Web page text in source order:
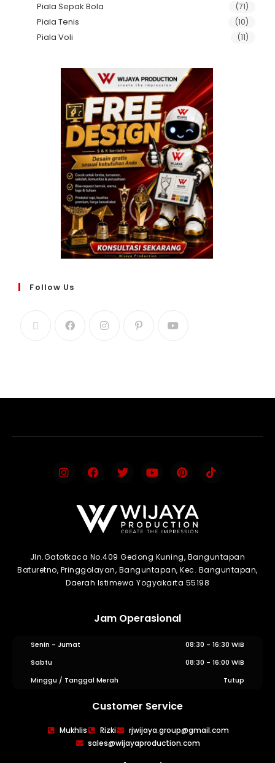
Piala Sepak Bola (71)
Piala Tenis (10)
Piala Voli (11)
Follow Us
WIJAYA PRODUCTION
Jln.Gatotkaca No.409 Gedong Kuning, Banguntapan
Baturetno, Pringgolayan, Banguntapan, Kec. Banguntapan,
Daerah Istimewa Yogyakarta 55198
Jam Operasional
Senin - Jumat
08:30 - 16:30 WIB
Sabtu
08:30 - 16:00 WIB
Minggu / Tanggal Merah
Tutup
Customer Service
Mukhlis Rizki
rjwijaya.group@gmail.com
sales@wijayaproduction.com